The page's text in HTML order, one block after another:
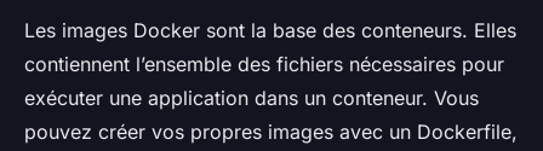
Les images Docker sont la base des conteneurs. Elles
contiennent l’ensemble des fichiers nécessaires pour
exécuter une application dans un conteneur. Vous
pouvez créer vos propres images avec un Dockerfile,